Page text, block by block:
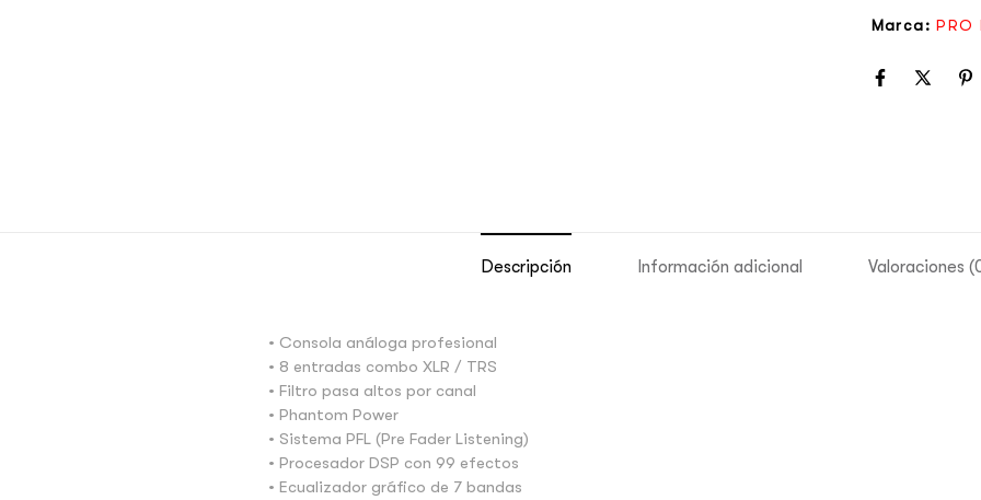
Marca:PRO
Descripción Información adicional Valoraciones
• Consola análoga profesional
• 8 entradas combo XLR / TRS
• Filtro pasa altos por canal
• Phantom Power
• Sistema PFL (Pre Fader Listening)
• Procesador DSP con 99 efectos
• Ecualizador gráfico de 7 bandas